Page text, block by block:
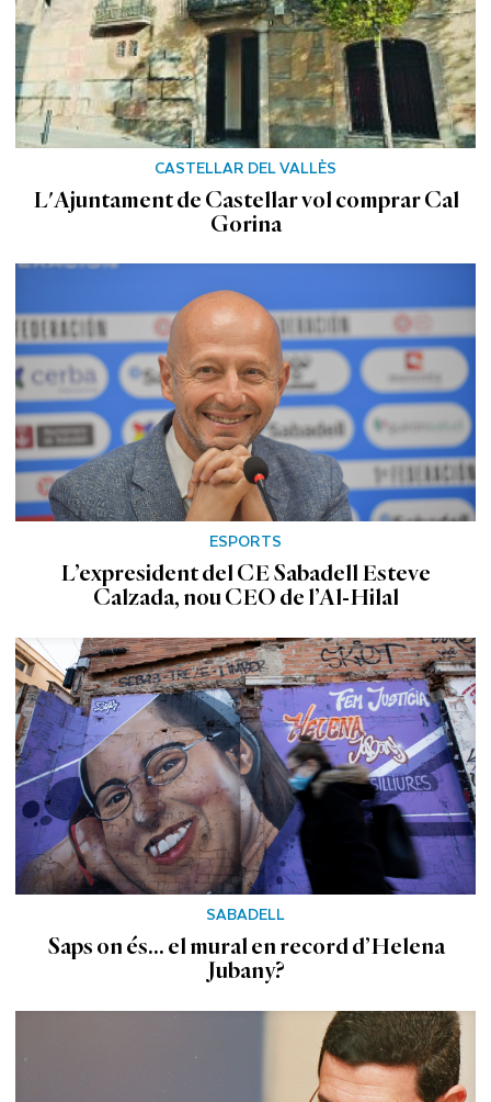
CASTELLAR DEL VALLÈS
L'Ajuntament de Castellar vol comprar Cal
Gorina
ESPORTS
L’expresident del CE Sabadell Esteve
Calzada, nou CEO de l’Al-Hilal
SABADELL
Saps on és... el mural en record d’Helena
Jubany?